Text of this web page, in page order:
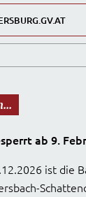
ab 9.
ist die